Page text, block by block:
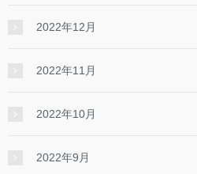
2022年12月
2022年11月
2022年10月
2022年9月